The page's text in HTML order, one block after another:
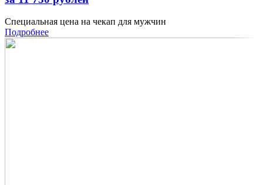
Специальная цена на чекап для мужчин
Подробнее